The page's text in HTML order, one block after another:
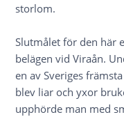
storlom.
Slutmålet för den här
belägen vid Viraån.
en av Sveriges
blev liar och yxor
upphörde man med